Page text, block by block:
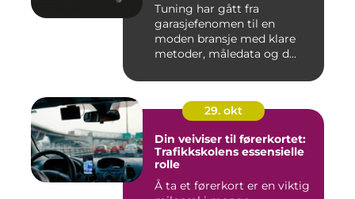
Tuning har gått fra
garasjefenomen til en
moden bransje med klare
metoder, måledata og d...
29. okt
Din veiviser til førerkortet:
Trafikkskolens essensielle
rolle
Å ta et førerkort er en viktig